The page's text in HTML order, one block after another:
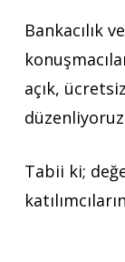
Bankacılık
açık,
Tabii ki;